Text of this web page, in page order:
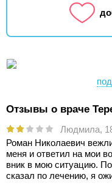
Отзывы о враче
Людмила,
Роман Николаевич
меня и ответил на мои
вник в мою ситуацию. По
сказал по лечению, я